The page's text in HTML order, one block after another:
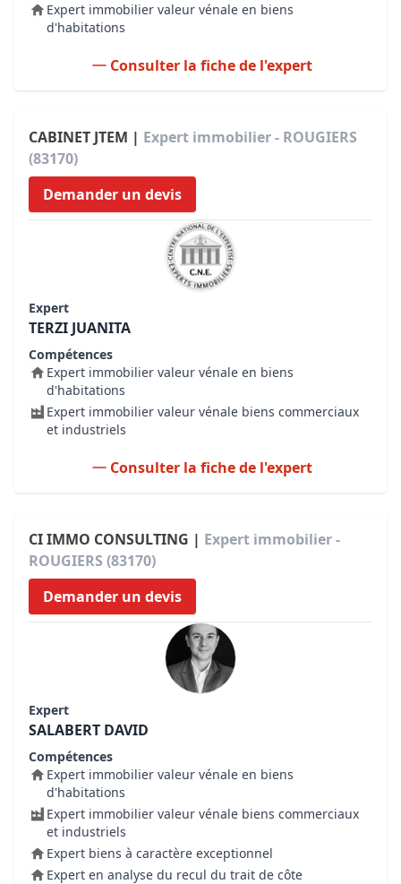
Expert immobilier valeur vénale en biens
d'habitations
Consulter la fiche de l'expert
CABINET JTEM | Expert immobilier - ROUGIERS
(83170)
Demander un devis
Expert
TERZI JUANITA
Compétences
Expert immobilier valeur vénale en biens
d'habitations
Expert immobilier valeur vénale biens commerciaux
et industriels
Consulter la fiche de l'expert
CI IMMO CONSULTING | Expert immobilier -
ROUGIERS (83170)
Demander un devis
Expert
SALABERT DAVID
Compétences
Expert immobilier valeur vénale en biens
d'habitations
Expert immobilier valeur vénale biens commerciaux
et industriels
Expert biens à caractère exceptionnel
Expert en analyse du recul du trait de côte